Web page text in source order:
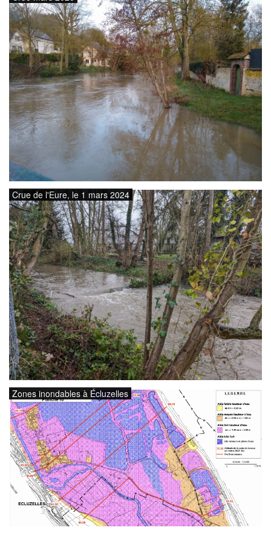
Crue de l'Eure, le 1 mars 2024
Zones inondables à Écluzelles